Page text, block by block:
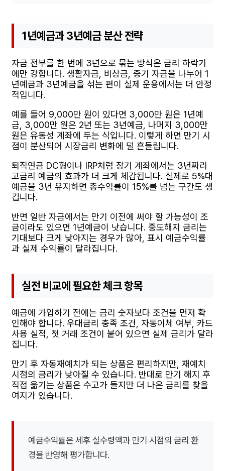
1년예금과 3년예금 분산 전략
자금 전부를 한 번에 3년으로 묶는 방식은 금리 하락기
에만 강합니다. 생활자금, 비상금, 중기 자금을 나누어 1
년예금과 3년예금을 섞는 편이 실제 운용에서는 더 안정
적입니다.
예를 들어 9,000만 원이 있다면 3,000만 원은 1년예
금, 3,000만 원은 2년 또는 3년예금, 나머지 3,000만
원은 유동성 계좌에 두는 식입니다. 이렇게 하면 만기 시
점이 분산되어 시장금리 변화에 덜 흔들립니다.
퇴직연금 DC형이나 IRP처럼 장기 계좌에서는 3년짜리
고금리 예금의 효과가 더 크게 체감됩니다. 실제로 5%대
예금을 3년 유지하면 총수익률이 15%를 넘는 구간도 생
깁니다.
반면 일반 자금에서는 만기 이전에 써야 할 가능성이 조
금이라도 있으면 1년예금이 낫습니다. 중도해지 금리는
기대보다 크게 낮아지는 경우가 많아, 표시 예금수익률
과 실제 수익률이 달라집니다.
실전 비교에 필요한 체크 항목
예금에 가입하기 전에는 금리 숫자보다 조건을 먼저 확
인해야 합니다. 우대금리 충족 조건, 자동이체 여부, 카드
사용 실적, 첫 거래 조건이 붙어 있으면 실제 금리가 달라
집니다.
만기 후 자동재예치가 되는 상품은 편리하지만, 재예치
시점의 금리가 낮아질 수 있습니다. 반대로 만기 해지 후
직접 옮기는 상품은 수고가 들지만 더 나은 금리를 찾을
여지가 있습니다.
예금수익률은 세후 실수령액과 만기 시점의 금리 환
경을 반영해 평가합니다.